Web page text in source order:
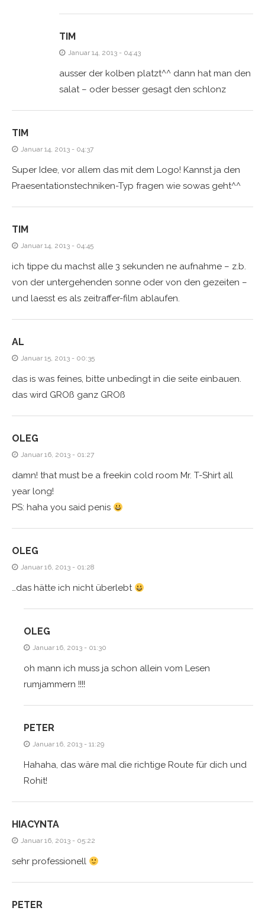
TIM
Januar 14, 2013 - 04:43
ausser der kolben platzt^^ dann hat man den
salat – oder besser gesagt den schlonz
TIM
Januar 14, 2013 - 04:37
Super Idee, vor allem das mit dem Logo! Kannst ja den
Praesentationstechniken-Typ fragen wie sowas geht^^
TIM
Januar 14, 2013 - 04:45
ich tippe du machst alle 3 sekunden ne aufnahme – z.b.
von der untergehenden sonne oder von den gezeiten –
und laesst es als zeitraffer-film ablaufen.
AL
Januar 15, 2013 - 00:35
das is was feines, bitte unbedingt in die seite einbauen.
das wird GROß ganz GROß
OLEG
Januar 16, 2013 - 01:27
damn! that must be a freekin cold room Mr. T-Shirt all
year long!
PS: haha you said penis
OLEG
Januar 16, 2013 - 01:28
…das hätte ich nicht überlebt
OLEG
Januar 16, 2013 - 01:30
oh mann ich muss ja schon allein vom Lesen
rumjammern !!!!
PETER
Januar 16, 2013 - 11:29
Hahaha, das wäre mal die richtige Route für dich und
Rohit!
HIACYNTA
Januar 16, 2013 - 05:22
sehr professionell
PETER